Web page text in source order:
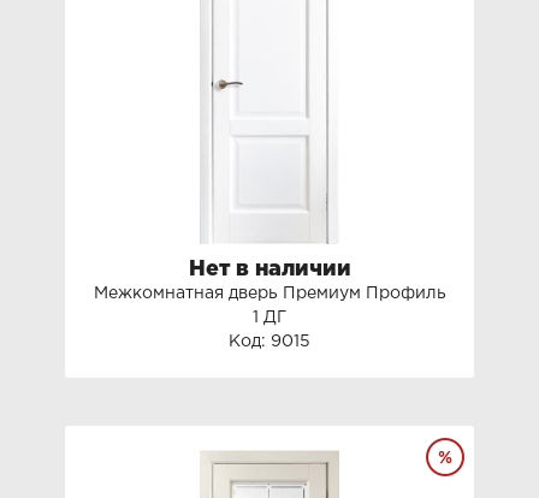
Нет в наличии
Межкомнатная дверь Премиум Профиль
1 ДГ
Код: 9015